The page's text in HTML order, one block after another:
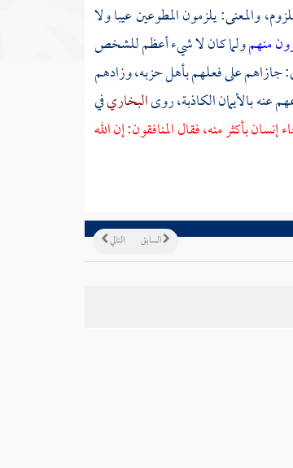
والمعنى: يلزمون المطوعين عيبا ولا
منهمولما كان لا شيء أعظم للشخص
جازاهم على فعلهم بأهل حزبه، وزادهم
عنه بالأيمان الكاذبة، روىالبخاريفي
بأكثر منه، فقال المنافقون: إن الله
التالي السابق